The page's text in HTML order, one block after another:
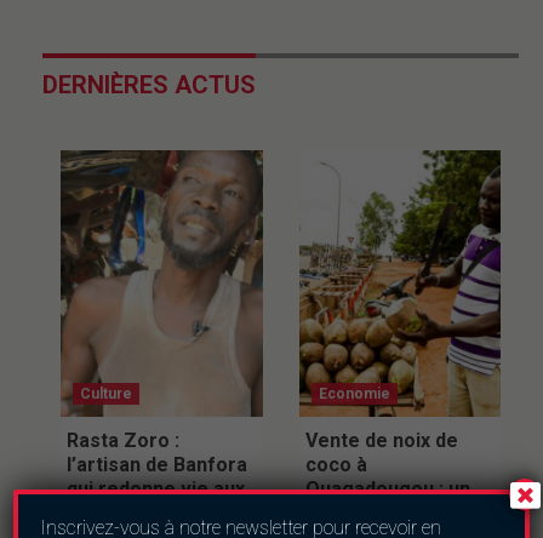
DERNIÈRES ACTUS
Culture
Rasta Zoro :
l’artisan de Banfora
qui redonne vie aux
Economie
Vente de noix de
coco à
Ouagadougou : un
Inscrivez-vous à notre newsletter pour recevoir en